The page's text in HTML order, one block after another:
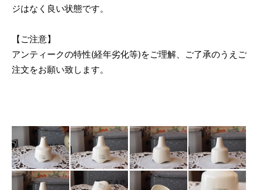
ジはなく良い状態です。
【ご注意】
アンティークの特性(経年劣化等)をご理解、ご了承のうえご
注文をお願い致します。